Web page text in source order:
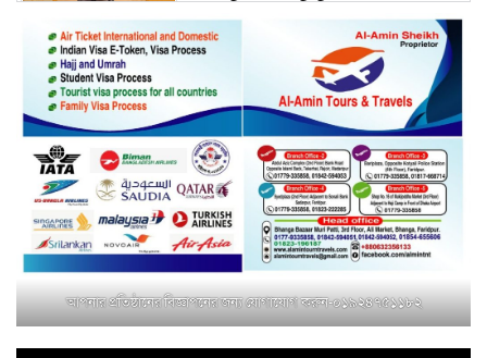
(রাজস্ব) আজিম উদ্দিন ভূমি মন্ত্রণালয়ে
পদায়ন
সাবেক এমপির প্রেস সেক্রেটারি রফিকের
ক্ষমতার দাপট ও গণ-অসন্তোষের তথ্য
গায়েব করে ত্রিশাল থানার সাজানো
রিপোর্ট
মুক্তাগাছায় জুলাই শহীদ সামিদের কবর
জিয়ারত ও পৌর কমিটির কার্যক্রম শুরু
শহিদুল ইসলাম বাবুলের হাত ধরে বদলে
আপনার প্রতিষ্ঠানের বিজ্ঞাপনের জন্য যোগাযোগ করুন-০১৯২৪৭৫১১৮২